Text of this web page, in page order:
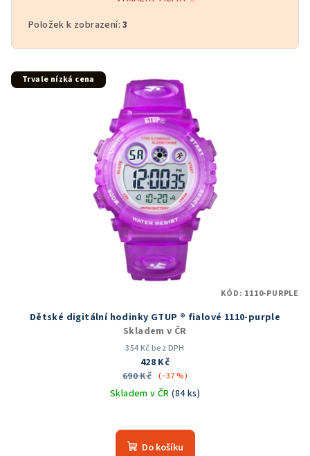
Položek k zobrazení:3
V
ý
Trvale nízká cena
Dětské digitální hodinky GTUP ® fialové 1110-purple
Skladem v ČR
354 Kč bez DPH
428 Kč
690 Kč (–37 %)
Skladem v ČR(84 ks)
Do košíku
KÓD: 1110-PURPLE